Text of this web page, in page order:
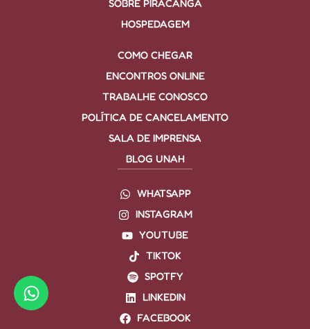
SOBRE PIRACANGA
HOSPEDAGEM
COMO CHEGAR
ENCONTROS ONLINE
TRABALHE CONOSCO
POLÍTICA DE CANCELAMENTO
SALA DE IMPRENSA
BLOG UNAH
WHATSAPP
INSTAGRAM
YOUTUBE
TIKTOK
SPOTFY
LINKEDIN
FACEBOOK